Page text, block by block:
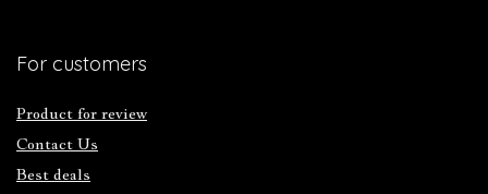
For customers
Product for review
Contact Us
Best deals